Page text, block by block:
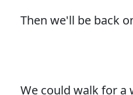
Then we'll be back
We could walk for a